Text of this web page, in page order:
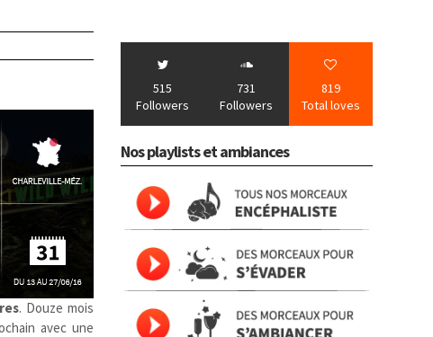
. Douze mois
avec une
515
Followers
731
Followers
819
Total loves
Nos playlists et ambiances